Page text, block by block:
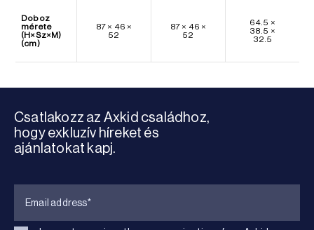
Doboz
mérete
(H×Sz×M)
(cm)
87 × 46 ×
52
87 × 46 ×
52
64.5 ×
38.5 ×
32.5
Csatlakozz az Axkid családhoz,
hogy exkluzív híreket és
ajánlatokat kapj.